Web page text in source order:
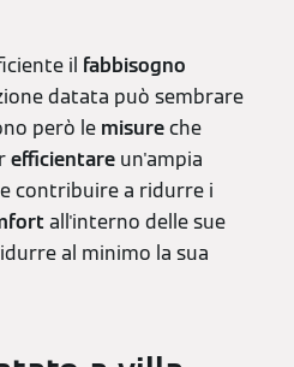
il fabbisogno
datata può sembrare
però le misureche
efficientare un'ampia
e contribuire a ridurre i
all'interno delle sue
al minimo la sua